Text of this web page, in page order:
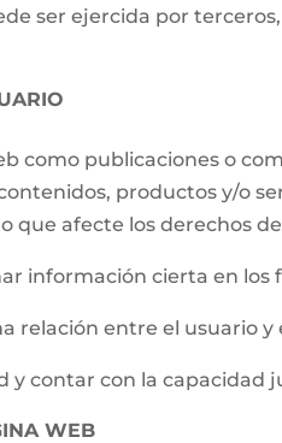
ser ejercida por
como publicaciones o
productos y/o
que afecte los derechos
información cierta en los
relación entre el usuario y
y contar con la
WEB